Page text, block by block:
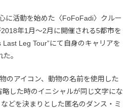
に活動を始めた〈FoFoFadi〉クルー
年1月〜2月に開催される5都市を
Last Leg Tour”にて自身のキャリアを
。
のアイコン、動物の名前を使用した
した時のイニシャルが同じ文字にな
どを決まりとした匿名のダンス・ミ